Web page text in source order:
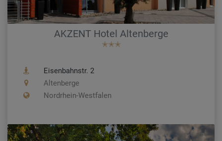
AKZENT Hotel Altenberge
✭✭✭
Eisenbahnstr. 2
Altenberge
Nordrhein-Westfalen